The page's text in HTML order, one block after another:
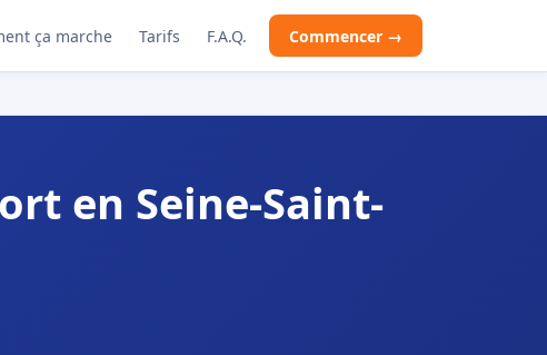
ça marche Tarifs F.A.Q. Commencer →
en Seine-Saint-